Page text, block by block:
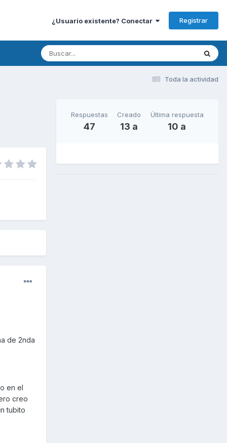
¿Usuario existente? Conectar Registrar
Toda la actividad
de 2nda
en el
creo
tubito
Respuestas
47
Creado
13 a
Última respuesta
10 a